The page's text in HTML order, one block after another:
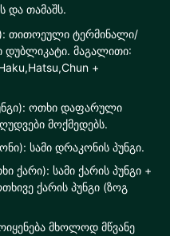
და თამაშს.
თითოეული ტერმინალი/
მაგალითი:
+
ოთხი დაფარული
მოქმედებს.
სამი დრაკონის პუნგი.
ქარი): სამი ქარის პუნგი +
ქარის პუნგი (ზოგ
მხოლოდ მწვანე